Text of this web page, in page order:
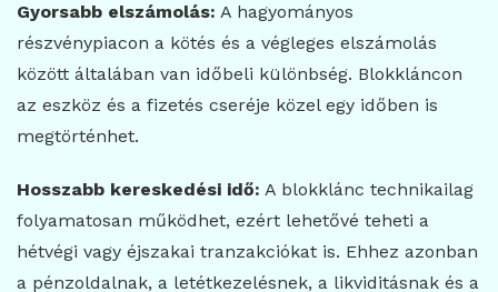
Gyorsabb elszámolás: A hagyományos
részvénypiacon a kötés és a végleges elszámolás
között általában van időbeli különbség. Blokkláncon
az eszköz és a fizetés cseréje közel egy időben is
megtörténhet.
Hosszabb kereskedési idő: A blokklánc technikailag
folyamatosan működhet, ezért lehetővé teheti a
hétvégi vagy éjszakai tranzakciókat is. Ehhez azonban
a pénzoldalnak, a letétkezelésnek, a likviditásnak és a